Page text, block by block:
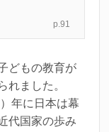
p.91
どもの教育が
れました。
年に日本は幕
代国家の歩み